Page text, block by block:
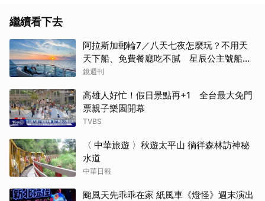
繼續看下去
阿拉斯加郵輪7／八天七夜怎麼玩？不用天
天下船、免費餐廳吃不膩 星辰公主號船上
一日生活公開
鏡週刊
高雄人好忙！假日景點再+1 全台最大免門
票親子樂園開幕
TVBS
〈 中華旅遊 〉秋遊太平山 徜徉森林訪神秘
水道
中華日報
颱風天先乖乖在家 紙風車《燈怪》週末演出